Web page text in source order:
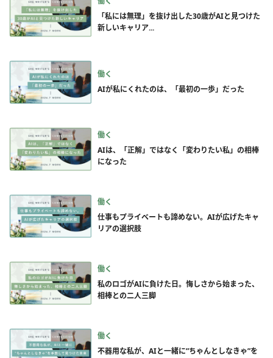
「私には無理」を抜け出した30歳がAIと見つけた
新しいキャリア...
働く
AIが私にくれたのは、「最初の一歩」だった
働く
AIは、「正解」ではなく「変わりたい私」の相棒
になった
働く
仕事もプライベートも諦めない。AIが広げたキャ
リアの選択肢
働く
私のロゴがAIに負けた日。悔しさから始まった、
相棒との二人三脚
働く
不器用な私が、AIと一緒に”ちゃんとしなきゃ”を